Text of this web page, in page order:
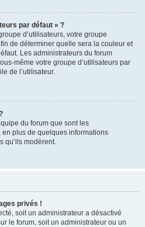
par défaut » ?
d’utilisateurs, votre groupe
de déterminer quelle sera la couleur et
Les administrateurs du forum
même votre groupe d’utilisateurs par
de l’utilisateur.
du forum que sont les
plus de quelques informations
qu’ils modèrent.
privés !
soit un administrateur a désactivé
le forum, soit un administrateur ou un